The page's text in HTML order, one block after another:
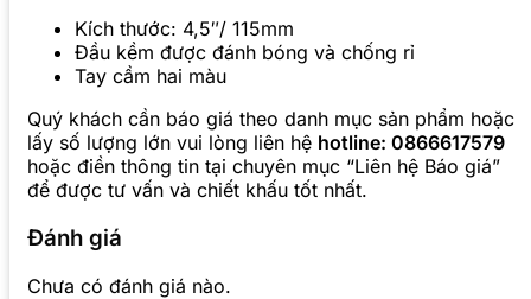
Kích thước: 4,5″/ 115mm
Đầu kềm được đánh bóng và chống rỉ
Tay cầm hai màu
Quý khách cần báo giá theo danh mục sản phẩm hoặc
lấy số lượng lớn vui lòng liên hệ hotline: 0866617579
hoặc điền thông tin tại chuyên mục “Liên hệ Báo giá”
để được tư vấn và chiết khấu tốt nhất.
Đánh giá
Chưa có đánh giá nào.